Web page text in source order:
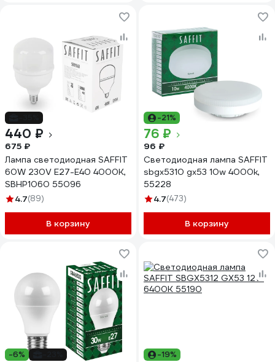
440 ₽
675 ₽
Лампа светодиодная SAFFIT
60W 230V E27-E40 4000K,
SBHP1060 55096
4.7(89)
В корзину
-21%
76 ₽
96 ₽
Светодиодная лампа SAFFIT
sbgx5310 gx53 10w 4000k,
55228
4.7(473)
В корзину
-6% -19%